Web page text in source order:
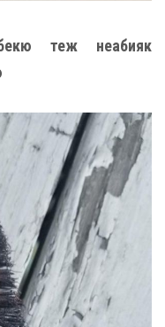
теж неабияк